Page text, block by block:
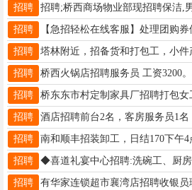
招聘
招聘
招聘
招聘
招聘
招聘
招聘
招聘
招聘